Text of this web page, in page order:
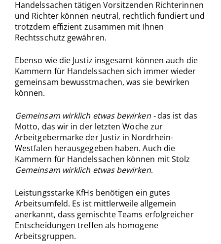
Handelssachen tätigen Vorsitzenden Richterinnen
und Richter können neutral, rechtlich fundiert und
trotzdem effizient zusammen mit Ihnen
Rechtsschutz gewähren.
Ebenso wie die Justiz insgesamt können auch die
Kammern für Handelssachen sich immer wieder
gemeinsam bewusstmachen, was sie bewirken
können.
Gemeinsam wirklich etwas bewirken -das ist das
Motto, das wir in der letzten Woche zur
Arbeitgebermarke der Justiz in Nordrhein-
Westfalen herausgegeben haben. Auch die
Kammern für Handelssachen können mit Stolz
Gemeinsam wirklich etwas bewirken.
Leistungsstarke KfHs benötigen ein gutes
Arbeitsumfeld. Es ist mittlerweile allgemein
anerkannt, dass gemischte Teams erfolgreicher
Entscheidungen treffen als homogene
Arbeitsgruppen.